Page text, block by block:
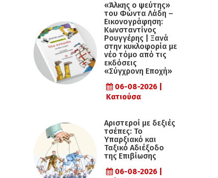
«Άλκης ο ψεύτης»
του Φώντα Λάδη –
Εικονογράφηση:
Κωνσταντίνος
Ρουγγέρης | Ξανά
στην κυκλοφορία με
νέο τόμο από τις
εκδόσεις
«Σύγχρονη Εποχή»
06-08-2026 |
Κατιούσα
Αριστεροί με δεξιές
τσέπες: Το
Υπαρξιακό και
Ταξικό Αδιέξοδο
της Επιβίωσης
06-08-2026 |